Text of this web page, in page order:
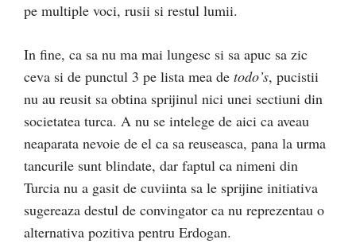
pe multiple voci, rusii si restul lumii.
In fine, ca sa nu ma mai lungesc si sa apuc sa zic
ceva si de punctul 3 pe lista mea de todo’s, pucistii
nu au reusit sa obtina sprijinul nici unei sectiuni din
societatea turca. A nu se intelege de aici ca aveau
neaparata nevoie de el ca sa reuseasca, pana la urma
tancurile sunt blindate, dar faptul ca nimeni din
Turcia nu a gasit de cuviinta sa le sprijine initiativa
sugereaza destul de convingator ca nu reprezentau o
alternativa pozitiva pentru Erdogan.